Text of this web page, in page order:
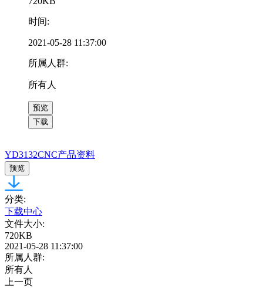
时间:
2021-05-28 11:37:00
所属人群:
所有人
预览
下载
YD3132CNC产品资料
预览
分类:
下载中心
文件大小:
720KB
2021-05-28 11:37:00
所属人群:
所有人
上一页